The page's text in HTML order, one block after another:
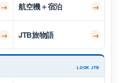
→ 航空機＋宿泊 →
→ JTB旅物語 →
LOOK JTB